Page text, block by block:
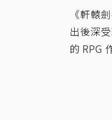
《軒轅
出後深
的 RPG